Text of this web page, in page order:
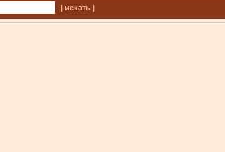
| искать |